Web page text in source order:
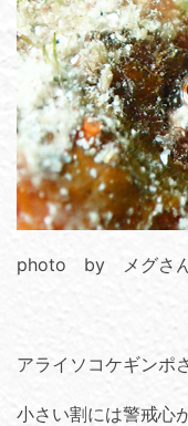
photo by メグさ
アライソコケギンポ
小さい割には警戒心